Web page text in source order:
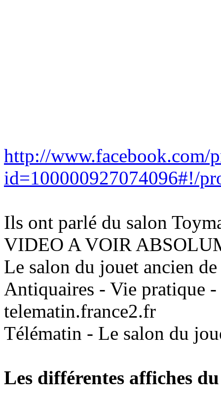
http://www.facebook.com/
id=100000927074096#!/
Ils ont parlé du salon
VIDEO A VOIR
Le salon du jouet ancien
Antiquaires - Vie pratique
telematin.france2.fr
Télématin - Le salon du
Les différentes affiches